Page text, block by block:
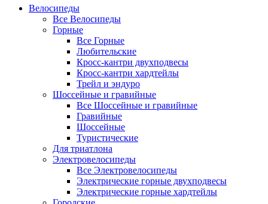
Велосипеды
Все Велосипеды
Горные
Все Горные
Любительские
Кросс-кантри двухподвесы
Кросс-кантри хардтейлы
Трейл и эндуро
Шоссейные и гравийные
Все Шоссейные и гравийные
Гравийные
Шоссейные
Туристические
Для триатлона
Электровелосипеды
Все Электровелосипеды
Электрические горные двухподвесы
Электрические горные хардтейлы